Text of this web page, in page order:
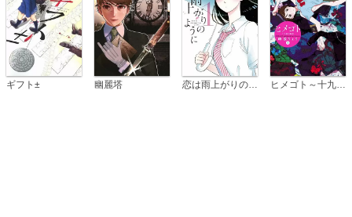
ギフト± 幽麗塔 ヒメゴト～十九歳の制服～